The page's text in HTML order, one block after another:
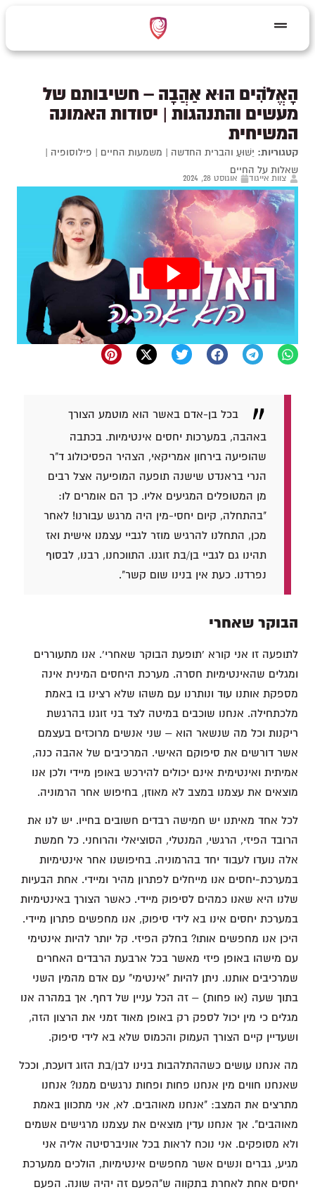
הָאֱלֹהִים הוּא אַהֲבָה – חשיבותם של
מעשים והתנהגות | יסודות האמונה
המשיחית
קטגוריות: יֵשׁוּעַ והברית החדשה | משמעות החיים | פילוסופיה |
שאלות על החיים
צוות אייגוד אוגוסט 28, 2024
בכל בן-אדם באשר הוא מוטמע הצורך
באהבה, במערכות יחסים אינטימיות. בכתבה
שהופיעה בירחון אמריקאי, הצהיר הפסיכולוג ד"ר
הנרי בראנדט שישנה תופעה המופיעה אצל רבים
מן המטופלים המגיעים אליו. כך הם אומרים לו:
"בהתחלה, קיום יחסי-מין היה מרגש עבורנו! לאחר
מכן, התחלנו להרגיש מוזר לגביי עצמנו אישית ואז
תהינו גם לגביי בן/בת זוגנו. התווכחנו, רבנו, לבסוף
נפרדנו. כעת אין בנינו שום קשר".
הבוקר שאחרי
לתופעה זו אני קורא 'תופעת הבוקר שאחרי'. אנו מתעוררים
ומגלים שהאינטימיות חסרה. מערכת היחסים המינית אינה
מספקת אותנו עוד ונותרנו עם משהו שלא רצינו בו באמת
מלכתחילה. אנחנו שוכבים במיטה לצד בני זוגנו בהרגשת
ריקנות וכל מה שנשאר הוא – שני אנשים מרוכזים בעצמם
אשר דורשים את סיפוקם האישי. המרכיבים של אהבה כנה,
אמיתית ואינטימית אינם יכולים להירכש באופן מיידי ולכן אנו
מוצאים את עצמנו במצב לא מאוזן, בחיפוש אחר הרמוניה.
לכל אחד מאיתנו יש חמישה רבדים חשובים בחייו. יש לנו את
הרובד הפיזי, הרגשי, המנטלי, הסוציאלי והרוחני. כל חמשת
אלה נועדו לעבוד יחד בהרמוניה. בחיפושנו אחר אינטימיות
במערכת-יחסים אנו מייחלים לפתרון מהיר ומיידי. אחת הבעיות
שלנו היא שאנו כמהים לסיפוק מיידי. כאשר הצורך באינטימיות
במערכת יחסים אינו בא לידי סיפוק, אנו מחפשים פתרון מיידי.
היכן אנו מחפשים אותו? בחלק הפיזי. קל יותר להיות אינטימי
עם מישהו באופן פיזי מאשר בכל ארבעת הרבדים האחרים
שמרכיבים אותנו. ניתן להיות "אינטימי" עם אדם מהמין השני
בתוך שעה (או פחות) – זה הכל עניין של דחף. אך במהרה אנו
מגלים כי מין יכול לספק רק באופן מאוד זמני את הרצון הזה,
ושעדיין קיים הצורך העמוק והכמוס שלא בא לידי סיפוק.
מה אנחנו עושים כשההתלהבות בנינו לבן/בת הזוג דועכת, וככל
שאנחנו חווים מין אנחנו פחות ופחות נרגשים ממנו? אנחנו
מתרצים את המצב: "אנחנו מאוהבים. לא, אני מתכוון באמת
מאוהבים". אך אנחנו עדין מוצאים את עצמנו מרגישים אשמים
ולא מסופקים. אני נוכח לראות בכל אוניברסיטה אליה אני
מגיע, גברים ונשים אשר מחפשים אינטימיות, הולכים ממערכת
יחסים אחת לאחרת בתקווה ש"הפעם זה יהיה שונה. הפעם